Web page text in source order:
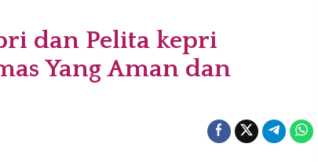
dan Pelita kepri
Yang Aman dan